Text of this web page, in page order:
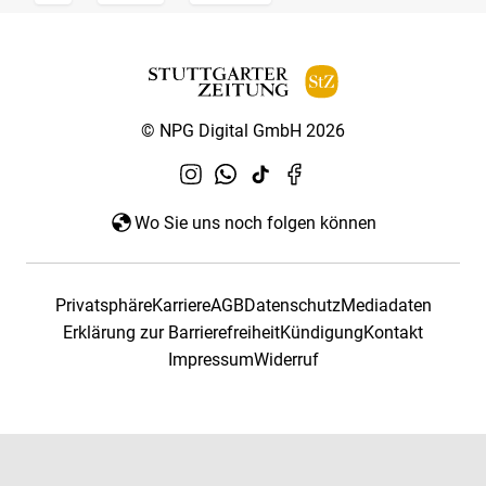
© NPG Digital GmbH 2026
Wo Sie uns noch folgen können
PrivatsphäreKarriereAGBDatenschutzMediadaten
Erklärung zur BarrierefreiheitKündigungKontakt
ImpressumWiderruf